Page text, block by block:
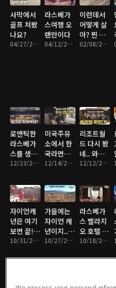
사막에서
골프 쳐봤
나요?
04/27/2022 • 12분
라스베가
스여행 오
랜만이다
04/12/2022 • 15분
이런데서
어떻게 살
아? 찐 사
막!
02/08/2022 • 16분
로맨틱한
라스베가
스를 생각
하시면 바
12/23/2021 • 12분
미국주유
소에서 한
국라면먹
기!
12/14/2021 • 7분
리조트월
드 다시 봤
네.. 와인
도 맛나고
고 ㅎㅎ
12/12/2021 • 14분
자이언캐
년은 여기
보면 끝!
오버룩 트
10/31/2021 • 34분
가을에는
자이언 캐
년이지..
근데.. 헉!
10/27/2021 • 17분
라스베가
스 벨라지
오 호텔 펜
트하우스10/18/2021 • 18분